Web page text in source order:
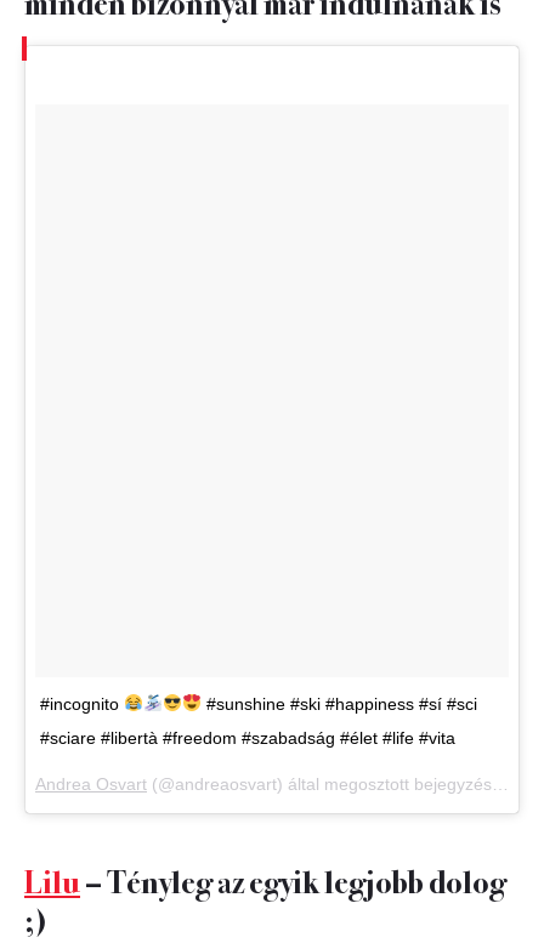
#incognito
#sunshine #ski #happiness #sí #sci
#sciare #libertà #freedom #szabadság #élet #life #vita
Andrea Osvart (@andreaosvart) által megosztott bejegyzés,
Lilu– Tényleg az egyik legjobb dolog
;)